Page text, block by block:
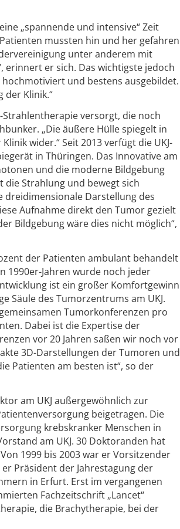
„spannende und intensive“ Zeit
mussten hin und her gefahren
unter anderem mit
erinnert er sich. Das wichtigste jedoch
hochmotiviert und bestens ausgebildet.
der Klinik.“
versorgt, die noch
„Die äußere Hülle spiegelt in
wider.“ Seit 2013 verfügt die UKJ-
in Thüringen. Das Innovative am
und die moderne Bildgebung
Strahlung und bewegt sich
Darstellung des
Aufnahme direkt den Tumor gezielt
Bildgebung wäre dies nicht möglich“,
der Patienten ambulant behandelt
1990er-Jahren wurde noch jeder
ist ein großer Komfortgewinn
Säule des Tumorzentrums am UKJ.
Tumorkonferenzen pro
Dabei ist die Expertise der
vor 20 Jahren saßen wir noch vor
3D-Darstellungen der Tumoren und
Patienten am besten ist“, so der
am UKJ außergewöhnlich zur
beigetragen. Die
krebskranker Menschen in
am UKJ. 30 Doktoranden hat
1999 bis 2003 war er Vorsitzender
Präsident der Jahrestagung der
in Erfurt. Erst im vergangenen
Fachzeitschrift „Lancet“
die Brachytherapie, bei der